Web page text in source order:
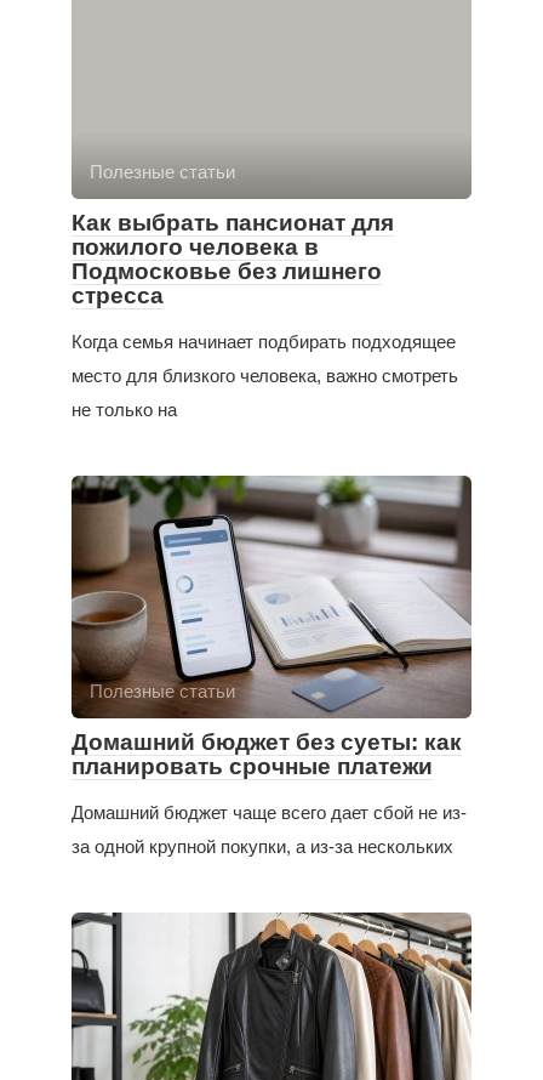
Полезные статьи
Как выбрать пансионат для
пожилого человека в
Подмосковье без лишнего
стресса
Когда семья начинает подбирать подходящее
место для близкого человека, важно смотреть
не только на
Полезные статьи
Домашний бюджет без суеты: как
планировать срочные платежи
Домашний бюджет чаще всего дает сбой не из-
за одной крупной покупки, а из-за нескольких